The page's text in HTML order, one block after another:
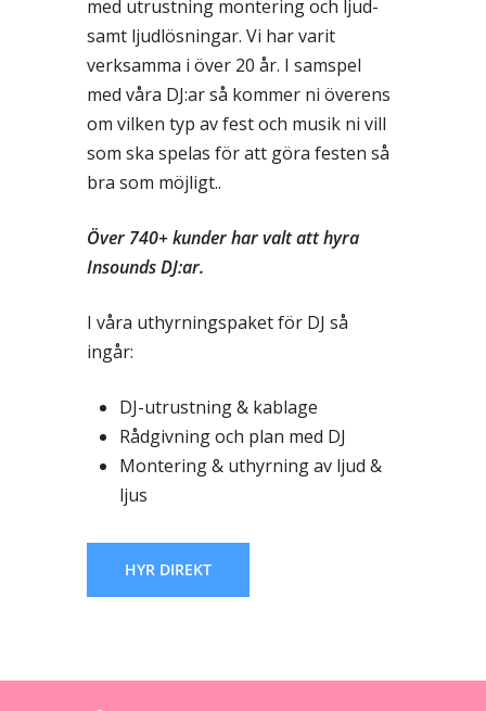
med utrustning montering och ljud-
samt ljudlösningar. Vi har varit
verksamma i över 20 år. I samspel
med våra DJ:ar så kommer ni överens
om vilken typ av fest och musik ni vill
som ska spelas för att göra festen så
bra som möjligt..
Över 740+ kunder har valt att hyra
Insounds DJ:ar.
I våra uthyrningspaket för DJ så
ingår:
DJ-utrustning & kablage
Rådgivning och plan med DJ
Montering & uthyrning av ljud &
ljus
HYR DIREKT